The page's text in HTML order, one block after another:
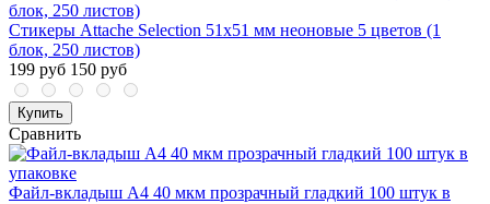
Стикеры Attache Selection 51х51 мм неоновые 5 цветов (1
блок, 250 листов)
199 руб 150 руб
Купить
Сравнить
Файл-вкладыш А4 40 мкм прозрачный гладкий 100 штук в